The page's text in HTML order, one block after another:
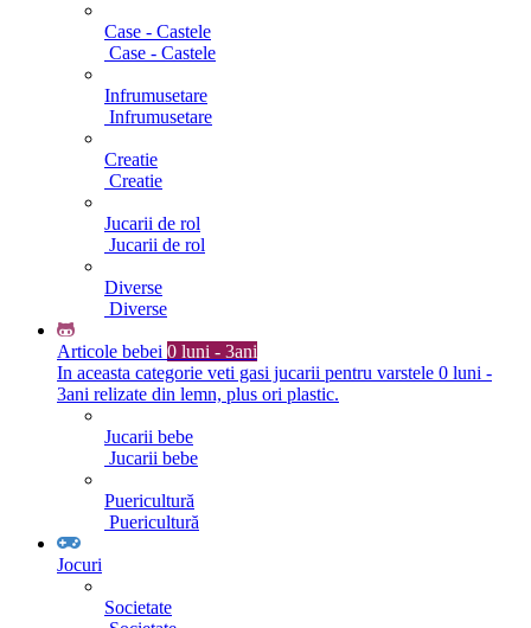
Case - Castele
Case - Castele
Infrumusetare
Infrumusetare
Creatie
Creatie
Jucarii de rol
Jucarii de rol
Diverse
Diverse
Articole bebei 0 luni - 3ani
In aceasta categorie veti gasi jucarii pentru varstele 0 luni -
3ani relizate din lemn, plus ori plastic.
Jucarii bebe
Jucarii bebe
Puericultură
Puericultură
Jocuri
Societate